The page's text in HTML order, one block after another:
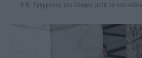
Ο Β. Γραμμένος στο έδαφος μετά το επεισόδιο